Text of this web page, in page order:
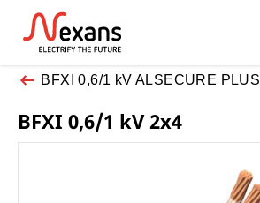
BFXI 0,6/1 kV ALSECURE PLUS
BFXI 0,6/1 kV 2x4